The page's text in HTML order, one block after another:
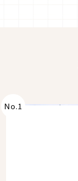
No.1